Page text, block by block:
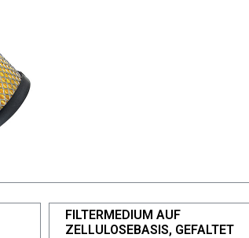
FILTERMEDIUM AUF
ZELLULOSEBASIS, GEFALTET